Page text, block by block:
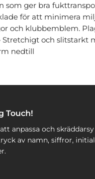
ger bra
för att minimera
och klubbemblem.
och slitstarkt
nedtill
Touch!
anpassa och
av namn, siffror,